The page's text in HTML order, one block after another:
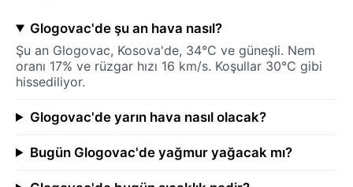
Glogovac'de şu an hava nasıl?
Şu an Glogovac, Kosova'de, 34°C ve güneşli. Nem
oranı 17% ve rüzgar hızı 16 km/s. Koşullar 30°C gibi
hissediliyor.
Glogovac'de yarın hava nasıl olacak?
Bugün Glogovac'de yağmur yağacak mı?